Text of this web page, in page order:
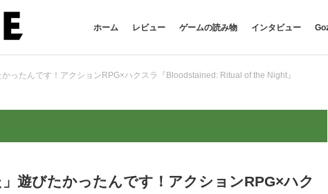
ホーム レビュー ゲームの読み物 インタビュー
ったんです！アクションRPG×ハクスラ『Bloodstained: Ritual of the Night』
遊びたかったんです！アクションRPG×ハク